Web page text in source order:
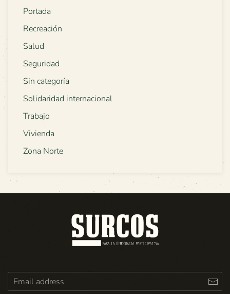
Portada
Recreación
Salud
Seguridad
Sin categoría
Solidaridad internacional
Trabajo
Vivienda
Zona Norte